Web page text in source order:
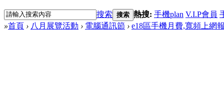
搜索 搜索 熱搜: 手機plan V.I.P會員
»首頁 › 八月展覽活動 › 電腦通訊節 › e18區手機月費,寬頻上網